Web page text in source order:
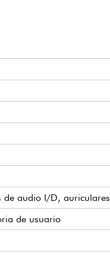
de audio I/D, auriculares
de usuario